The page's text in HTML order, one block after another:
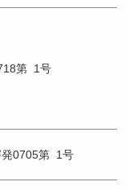
第 1号
発0705第 1号